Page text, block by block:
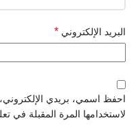
البريد الإلكتروني *
احفظ اسمي، بريدي
لاستخدامها المرة المقبلة في